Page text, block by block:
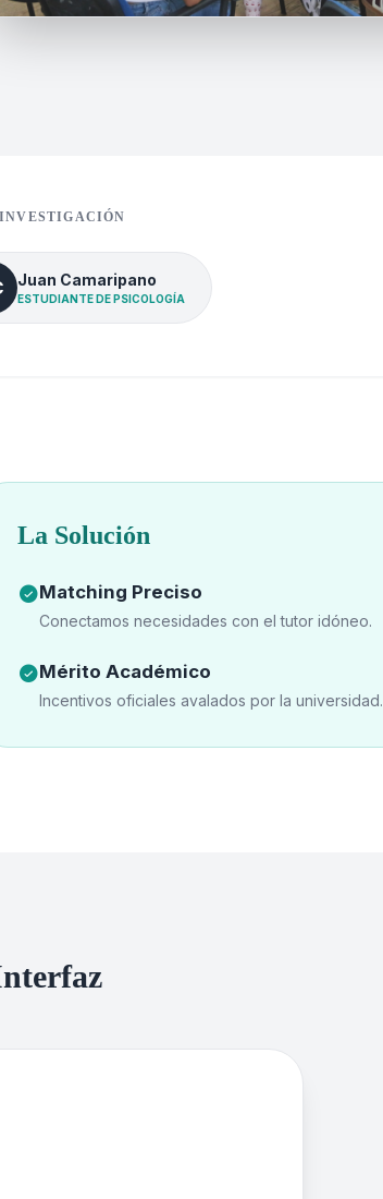
Juan Camaripano
ESTUDIANTE DE PSICOLOGÍA
La Solución
Matching Preciso
Conectamos necesidades con el tutor idóneo.
Mérito Académico
Incentivos oficiales avalados por la universidad.